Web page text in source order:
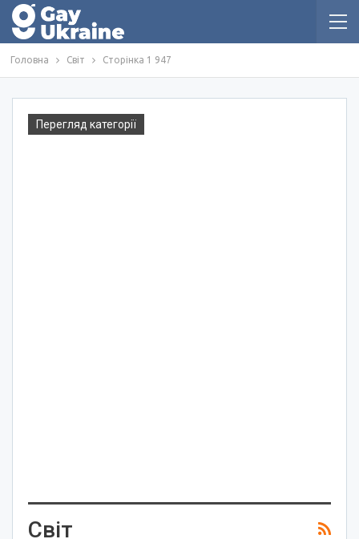
Головна Світ Сторінка 1 947
Перегляд категорії
Світ